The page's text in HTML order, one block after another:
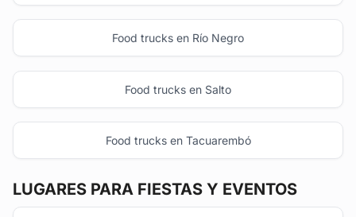
Food trucks en Río Negro
Food trucks en Salto
Food trucks en Tacuarembó
LUGARES PARA FIESTAS Y EVENTOS